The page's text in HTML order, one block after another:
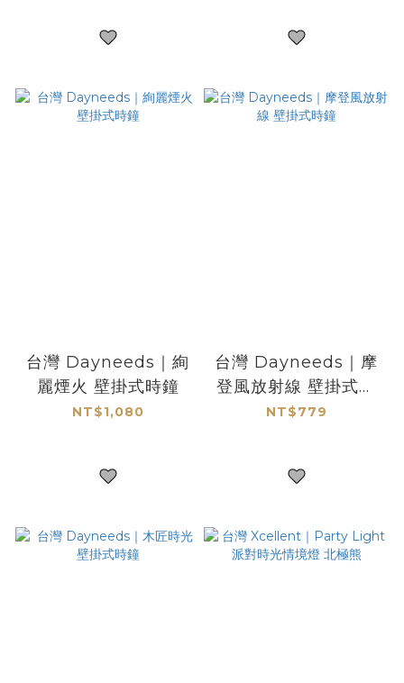
台灣 Dayneeds｜絢
麗煙火 壁掛式時鐘
NT$1,080
台灣 Dayneeds｜摩
登風放射線 壁掛式時
鐘
NT$779